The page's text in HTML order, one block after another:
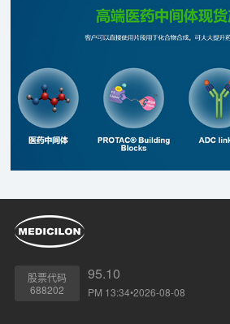
股票代码
688202
95.10
PM 13:34•2026-08-08